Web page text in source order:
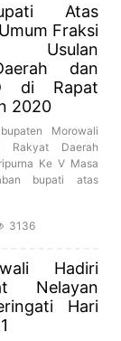
Atas
Fraksi
Usulan
dan
di Rapat
2020
Morowali
Rakyat Daerah
Ke V Masa
bupati atas
3136
Hadiri
Nelayan
Hari